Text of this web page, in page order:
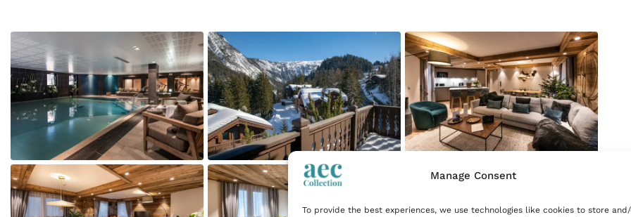
Manage Consent
To provide the best experiences, we use technologies like cookies to store